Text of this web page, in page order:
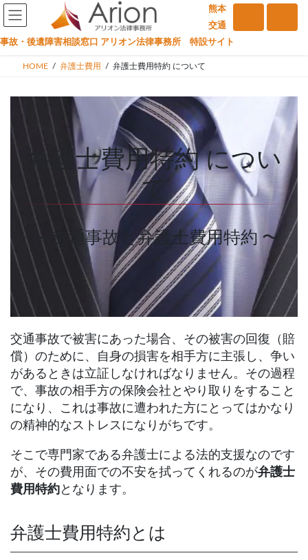
コ
ン
テ
ナ
ビ
ゲ
熊本
交通
事故・後遺障害相談窓口 アリオン法律事務所 特設サイト
HOME 弁護士費用 弁護士費用特約 について
弁護士費用特約 につい
て
〜 交通事故と弁護士費用特約 〜
交通事故で被害にあった場合、その被害の回復（賠
償）のために、自身の損害を相手方に主張し、争い
があるときは立証しなければなりません。その過程
で、事故の相手方の保険会社とやり取りをすること
になり、これは事故に遭われた方にとってはかなり
の精神的なストレスになりがちです。
そこで専門家である弁護士による法的支援なのです
が、その費用面での不安を拭ってくれるのが弁護士
費用特約となります。
弁護士費用特約とは